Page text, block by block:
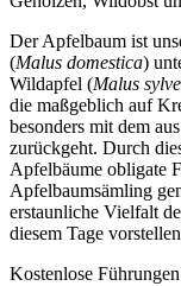
Der Apfelbaum ist
(Malus domestica)
Wildapfel (Malus
die maßgeblich auf
besonders mit dem
zurückgeht. Durch
Apfelbäume obligate
Apfelbaumsämling
erstaunliche Vielfalt
diesem Tage
Kostenlose